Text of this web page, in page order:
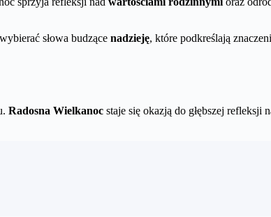
słowa budzące nadzieję, które podkreślają
Radosna Wielkanoc staje się okazją do głębszej refleksji